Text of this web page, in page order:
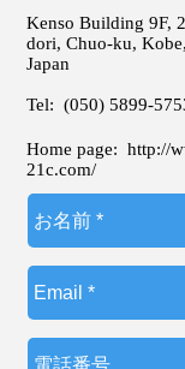
Kenso Building 9F,
dori, Chuo-ku,
Japan
Tel: (050) 5899-
Home page: http://
21c.com/